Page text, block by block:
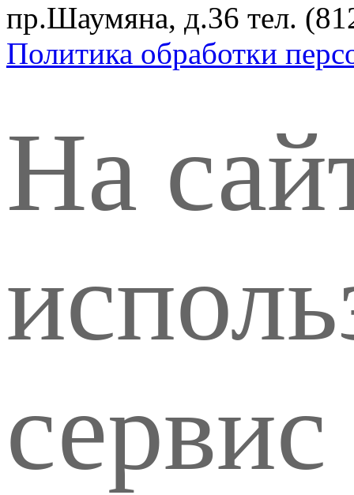
пр.Шаумяна, д.36 тел.
Политика обработки
На